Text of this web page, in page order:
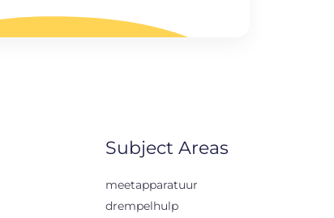
Subject Areas
meetapparatuur
drempelhulp